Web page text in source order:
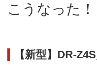
こうなった！
【新型】DR-